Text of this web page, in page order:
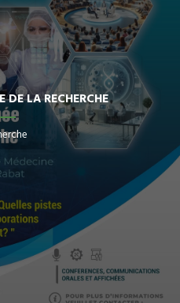
DE LA RECHERCHE